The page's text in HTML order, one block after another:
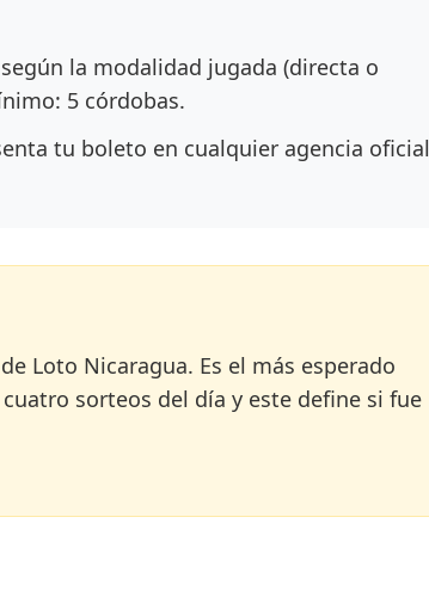
la modalidad jugada (directa o
5 córdobas.
tu boleto en cualquier agencia oficial
Loto Nicaragua. Es el más esperado
sorteos del día y este define si fue